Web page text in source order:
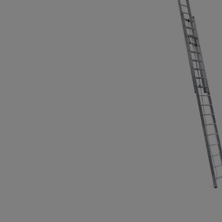
Вибротехника для строительства
Оборудование для работы с
Оборудование для бетонных
Тачки строительные и садовые